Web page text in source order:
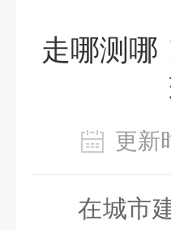
走哪测哪
更
在城市